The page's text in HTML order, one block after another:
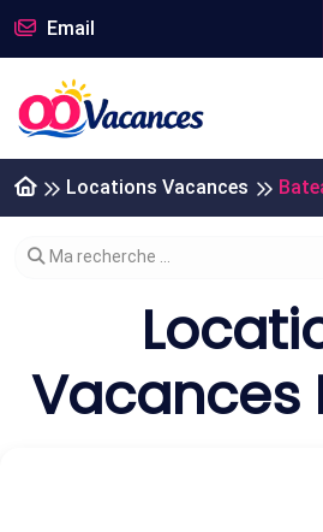
Email
Locations Vacances
Modifier votre recherche
Ma recherche ...
Vacances